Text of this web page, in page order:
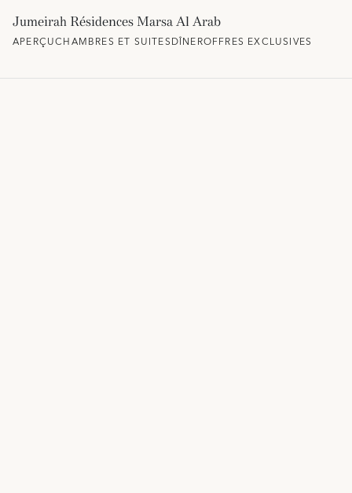
Jumeirah Résidences Marsa Al Arab
APERÇUCHAMBRES ET SUITESDÎNEROFFRES EXCLUSIVES